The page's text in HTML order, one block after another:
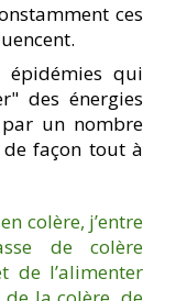
ces
épidémies qui
des énergies
par un nombre
façon tout à
colère, j’entre
de colère
de l’alimenter